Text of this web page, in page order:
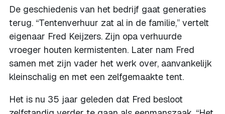
De geschiedenis van het bedrijf gaat generaties
terug. “Tentenverhuur zat al in de familie,” vertelt
eigenaar Fred Keijzers. Zijn opa verhuurde
vroeger houten kermistenten. Later nam Fred
samen met zijn vader het werk over, aanvankelijk
kleinschalig en met een zelfgemaakte tent.
Het is nu 35 jaar geleden dat Fred besloot